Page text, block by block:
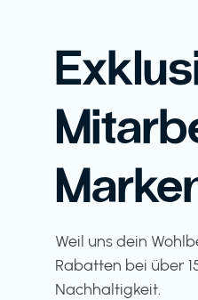
Weil uns dein
Rabatten bei über
Nachhaltigkeit.